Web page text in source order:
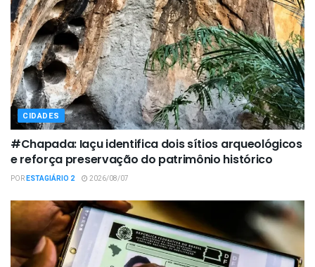
CIDADES
#Chapada: Iaçu identifica dois sítios arqueológicos
e reforça preservação do patrimônio histórico
PORESTAGIÁRIO 2 2026/08/07